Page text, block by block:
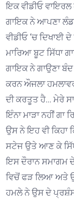
ਇਕ ਵੀਡੀਓ
ਗਾਇਕ ਨੇ ਆਪਣਾ
ਵੀਡੀਓ ‘ਚ ਦਿਖਾਈ
ਮਾਰਿਆ ਬੂਟ ਸਿੱਧਾ
ਗਾਇਕ ਨੇ ਗਾਉਣਾ ਬੰਦ
ਕਰਨ ਔਜਲਾ
ਦੀ ਕਰਤੂਤ ਹੈ… ਮੇਰੇ
ਇੰਨਾ ਮਾੜਾ ਨਹੀਂ ਗਾ
ਉਸ ਨੇ ਇਹ ਵੀ ਕਿਹਾ
ਸਟੇਜ ਉਤੇ ਆਣ ਕੇ
ਇਸ ਦੌਰਾਨ ਸਮਾਗਮ
ਵਿਚੋਂ ਫੜ ਲਿਆ ਅਤੇ
ਹਮਲੇ ਨੇ ਉਸ ਦੇ